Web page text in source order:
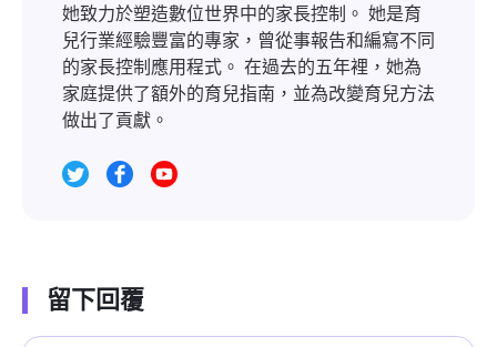
她致力於塑造數位世界中的家長控制。 她是育
兒行業經驗豐富的專家，曾從事報告和編寫不同
的家長控制應用程式。 在過去的五年裡，她為
家庭提供了額外的育兒指南，並為改變育兒方法
做出了貢獻。
留下回覆